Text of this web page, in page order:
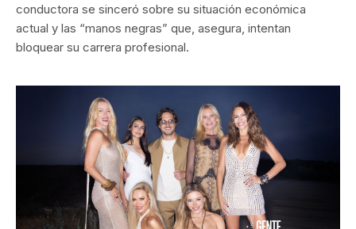
conductora se sinceró sobre su situación económica
actual y las “manos negras” que, asegura, intentan
bloquear su carrera profesional.